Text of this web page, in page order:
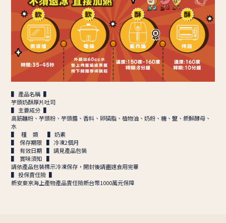
▌ 產品名稱 ▌
芋頭奶酥厚片吐司
▌ 主要成分 ▌
高筋麵粉、芋頭粉、芋頭醬、香料、卵磷脂、植物油、奶粉、糖、鹽、新鮮酵母、
水
▌ 種 類 ▌ 奶素
▌ 保存期限 ▌ 冷凍2個月
▌ 有效日期 ▌ 請見產品包裝
▌ 賞味須知 ▌
請依產品包裝標示冷凍保存，開封後請盡速食用完畢
▌ 投保責任險 ▌
新安東京海上產物產品責任險新台幣1000萬元保障